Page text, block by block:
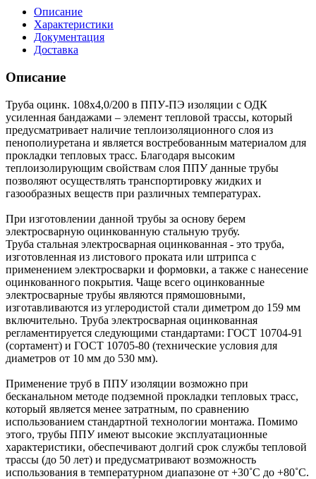
Описание
Характеристики
Документация
Доставка
Описание
Труба оцинк. 108х4,0/200 в ППУ-ПЭ изоляции с ОДК
усиленная бандажами – элемент тепловой трассы, который
предусматривает наличие теплоизоляционного слоя из
пенополиуретана и является востребованным материалом для
прокладки тепловых трасс. Благодаря высоким
теплоизолирующим свойствам слоя ППУ данные трубы
позволяют осуществлять транспортировку жидких и
газообразных веществ при различных температурах.
При изготовлении данной трубы за основу берем
электросварную оцинкованную стальную трубу.
Труба стальная электросварная оцинкованная - это труба,
изготовленная из листового проката или штрипса с
применением электросварки и формовки, а также с нанесение
оцинкованного покрытия. Чаще всего оцинкованные
электросварные трубы являются прямошовными,
изготавливаются из углеродистой стали диметром до 159 мм
включительно. Труба электросварная оцинкованная
регламентируется следующими стандартами: ГОСТ 10704-91
(сортамент) и ГОСТ 10705-80 (технические условия для
диаметров от 10 мм до 530 мм).
Применение труб в ППУ изоляции возможно при
бесканальном методе подземной прокладки тепловых трасс,
который является менее затратным, по сравнению
использованием стандартной технологии монтажа. Помимо
этого, трубы ППУ имеют высокие эксплуатационные
характеристики, обеспечивают долгий срок службы тепловой
трассы (до 50 лет) и предусматривают возможность
использования в температурном диапазоне от +30˚C до +80˚C.